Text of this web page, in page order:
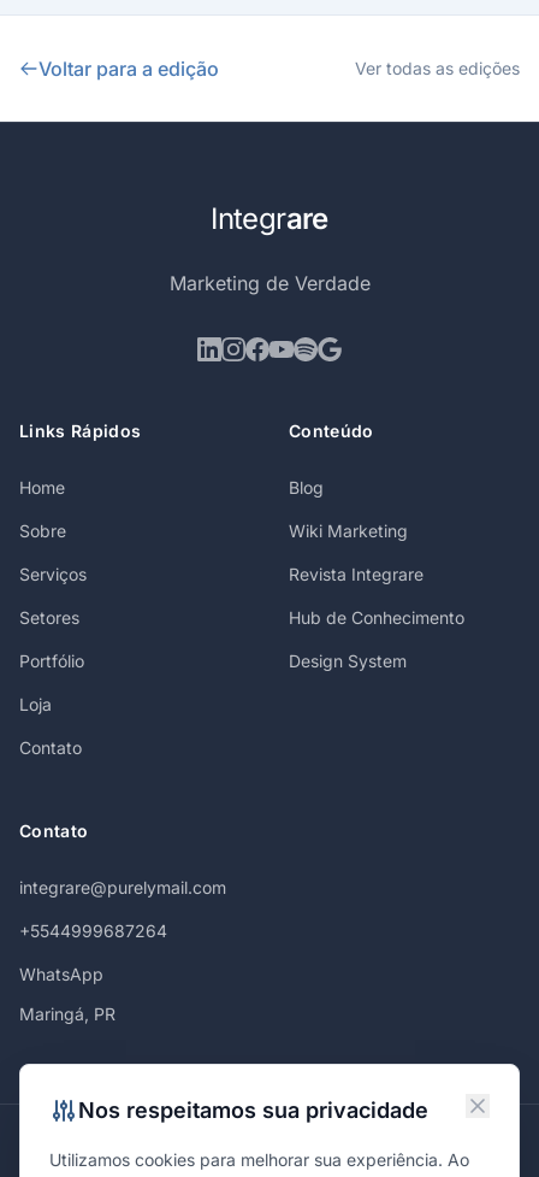
Voltar para a edição Ver todas as edições
Integrare
Marketing de Verdade
Links Rápidos
Home
Sobre
Serviços
Setores
Portfólio
Loja
Contato
Conteúdo
Blog
Wiki Marketing
Revista Integrare
Hub de Conhecimento
Design System
Contato
integrare@purelymail.com
+5544999687264
WhatsApp
Maringá, PR
Nos respeitamos sua privacidade
Utilizamos cookies para melhorar sua experiência. Ao